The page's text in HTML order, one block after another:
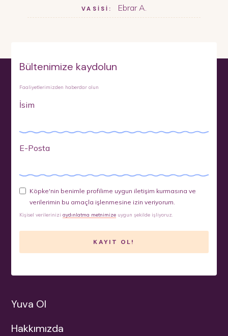
VASİSİ: Ebrar A.
Bültenimize kaydolun
Faaliyetlerimizden haberdar olun
İsim
E-Posta
Köpke'nin benimle profilime uygun iletişim kurmasına ve
verilerimin bu amaçla işlenmesine izin veriyorum.
Kişisel verileriniziaydınlatma metnimize uygun şekilde işliyoruz.
Yuva Ol
Hakkımızda